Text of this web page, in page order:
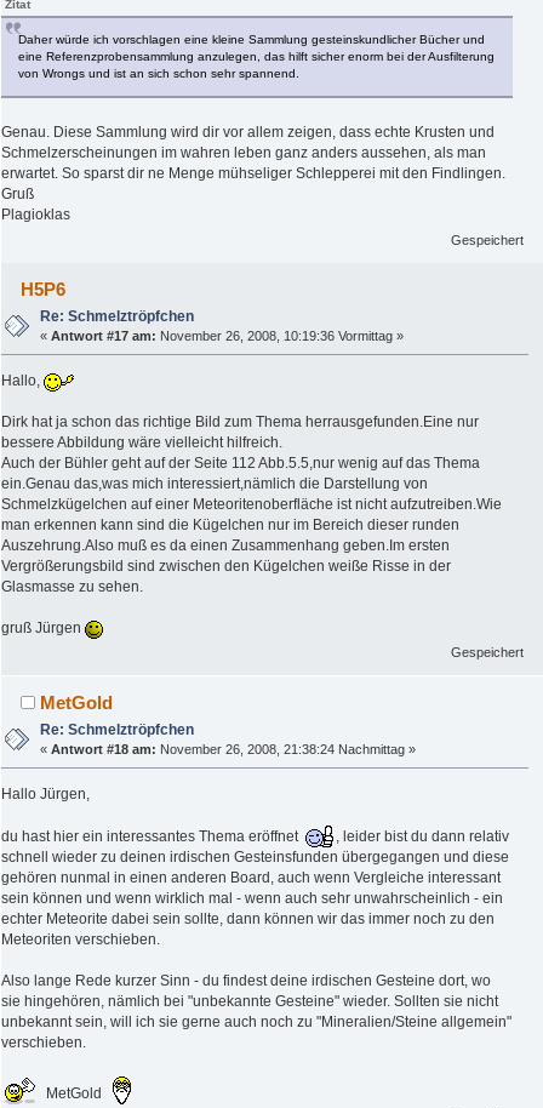
Zitat
Daher würde ich vorschlagen eine kleine Sammlung gesteinskundlicher Bücher und
eine Referenzprobensammlung anzulegen, das hilft sicher enorm bei der Ausfilterung
von Wrongs und ist an sich schon sehr spannend.
Genau. Diese Sammlung wird dir vor allem zeigen, dass echte Krusten und
Schmelzerscheinungen im wahren leben ganz anders aussehen, als man
erwartet. So sparst dir ne Menge mühseliger Schlepperei mit den Findlingen.
Gruß
Plagioklas
Gespeichert
H5P6
Re: Schmelztröpfchen
«Antwort #17 am: November 26, 2008, 10:19:36 Vormittag »
Hallo,
Dirk hat ja schon das richtige Bild zum Thema herrausgefunden.Eine nur
bessere Abbildung wäre vielleicht hilfreich.
Auch der Bühler geht auf der Seite 112 Abb.5.5,nur wenig auf das Thema
ein.Genau das,was mich interessiert,nämlich die Darstellung von
Schmelzkügelchen auf einer Meteoritenoberfläche ist nicht aufzutreiben.Wie
man erkennen kann sind die Kügelchen nur im Bereich dieser runden
Auszehrung.Also muß es da einen Zusammenhang geben.Im ersten
Vergrößerungsbild sind zwischen den Kügelchen weiße Risse in der
Glasmasse zu sehen.
gruß Jürgen
Gespeichert
MetGold
Re: Schmelztröpfchen
«Antwort #18 am: November 26, 2008, 21:38:24 Nachmittag »
Hallo Jürgen,
du hast hier ein interessantes Thema eröffnet
, leider bist du dann relativ
schnell wieder zu deinen irdischen Gesteinsfunden übergegangen und diese
gehören nunmal in einen anderen Board, auch wenn Vergleiche interessant
sein können und wenn wirklich mal - wenn auch sehr unwahrscheinlich - ein
echter Meteorite dabei sein sollte, dann können wir das immer noch zu den
Meteoriten verschieben.
Also lange Rede kurzer Sinn - du findest deine irdischen Gesteine dort, wo
sie hingehören, nämlich bei "unbekannte Gesteine" wieder. Sollten sie nicht
unbekannt sein, will ich sie gerne auch noch zu "Mineralien/Steine allgemein"
verschieben.
MetGold